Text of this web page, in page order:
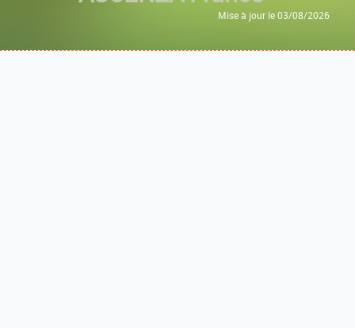
Mise à jour le 03/08/2026